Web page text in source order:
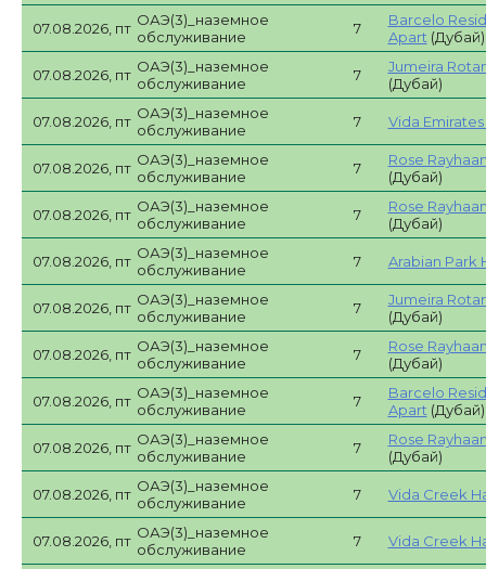
07.08.2026, пт ОАЭ(3)_наземное
обслуживание
7
Barcelo
Apart (Дубай)
07.08.2026, пт ОАЭ(3)_наземное
обслуживание
7
Jumeira
(Дубай)
07.08.2026, пт ОАЭ(3)_наземное
обслуживание
7 Vida Emirates
07.08.2026, пт ОАЭ(3)_наземное
обслуживание
7
Rose
(Дубай)
07.08.2026, пт ОАЭ(3)_наземное
обслуживание
7
Rose
(Дубай)
07.08.2026, пт ОАЭ(3)_наземное
обслуживание
7 Arabian Park
07.08.2026, пт ОАЭ(3)_наземное
обслуживание
7
Jumeira
(Дубай)
07.08.2026, пт ОАЭ(3)_наземное
обслуживание
7
Rose
(Дубай)
07.08.2026, пт ОАЭ(3)_наземное
обслуживание
7
Barcelo
Apart (Дубай)
07.08.2026, пт ОАЭ(3)_наземное
обслуживание
7
Rose
(Дубай)
07.08.2026, пт ОАЭ(3)_наземное
обслуживание
7 Vida Creek
07.08.2026, пт ОАЭ(3)_наземное
обслуживание
7 Vida Creek